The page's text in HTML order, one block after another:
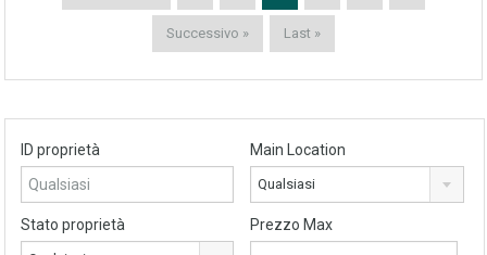
Successivo » Last »
ID proprietà Main Location
Qualsiasi
Stato proprietà Prezzo Max